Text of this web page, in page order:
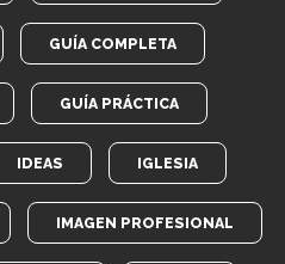
GUÍA COMPLETA
GUÍA PRÁCTICA
IDEAS IGLESIA
IMAGEN PROFESIONAL